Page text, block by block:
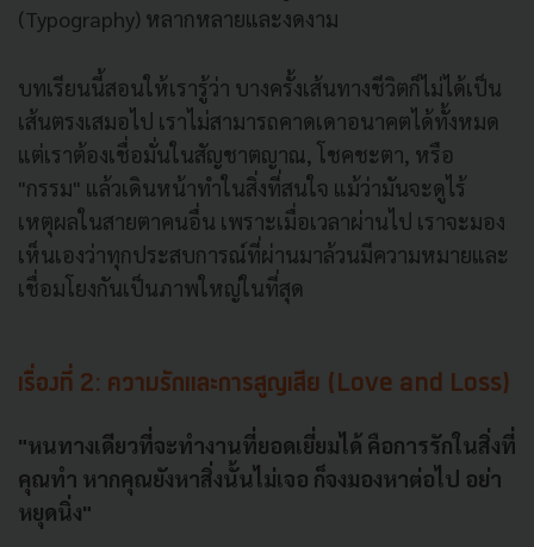
(Typography) หลากหลายและงดงาม
บทเรียนนี้สอนให้เรารู้ว่า บางครั้งเส้นทางชีวิตก็ไม่ได้เป็น
เส้นตรงเสมอไป เราไม่สามารถคาดเดาอนาคตได้ทั้งหมด
แต่เราต้องเชื่อมั่นในสัญชาตญาณ, โชคชะตา, หรือ
"กรรม" แล้วเดินหน้าทำในสิ่งที่สนใจ แม้ว่ามันจะดูไร้
เหตุผลในสายตาคนอื่น เพราะเมื่อเวลาผ่านไป เราจะมอง
เห็นเองว่าทุกประสบการณ์ที่ผ่านมาล้วนมีความหมายและ
เชื่อมโยงกันเป็นภาพใหญ่ในที่สุด
เรื่องที่ 2: ความรักและการสูญเสีย (Love and Loss)
"หนทางเดียวที่จะทำงานที่ยอดเยี่ยมได้ คือการรักในสิ่งที่
คุณทำ หากคุณยังหาสิ่งนั้นไม่เจอ ก็จงมองหาต่อไป อย่า
หยุดนิ่ง"